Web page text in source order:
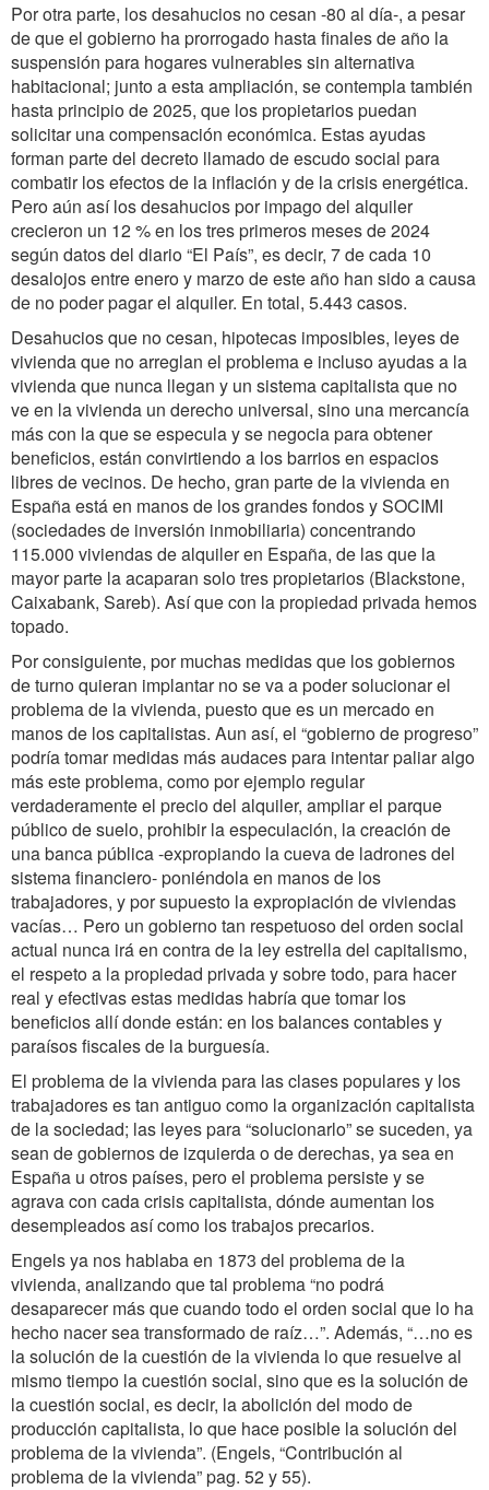
Por otra parte, los desahucios no cesan -80 al día-, a pesar
de que el gobierno ha prorrogado hasta finales de año la
suspensión para hogares vulnerables sin alternativa
habitacional; junto a esta ampliación, se contempla también
hasta principio de 2025, que los propietarios puedan
solicitar una compensación económica. Estas ayudas
forman parte del decreto llamado de escudo social para
combatir los efectos de la inflación y de la crisis energética.
Pero aún así los desahucios por impago del alquiler
crecieron un 12 % en los tres primeros meses de 2024
según datos del diario “El País”, es decir, 7 de cada 10
desalojos entre enero y marzo de este año han sido a causa
de no poder pagar el alquiler. En total, 5.443 casos.
Desahucios que no cesan, hipotecas imposibles, leyes de
vivienda que no arreglan el problema e incluso ayudas a la
vivienda que nunca llegan y un sistema capitalista que no
ve en la vivienda un derecho universal, sino una mercancía
más con la que se especula y se negocia para obtener
beneficios, están convirtiendo a los barrios en espacios
libres de vecinos. De hecho, gran parte de la vivienda en
España está en manos de los grandes fondos y SOCIMI
(sociedades de inversión inmobiliaria) concentrando
115.000 viviendas de alquiler en España, de las que la
mayor parte la acaparan solo tres propietarios (Blackstone,
Caixabank, Sareb). Así que con la propiedad privada hemos
topado.
Por consiguiente, por muchas medidas que los gobiernos
de turno quieran implantar no se va a poder solucionar el
problema de la vivienda, puesto que es un mercado en
manos de los capitalistas. Aun así, el “gobierno de progreso”
podría tomar medidas más audaces para intentar paliar algo
más este problema, como por ejemplo regular
verdaderamente el precio del alquiler, ampliar el parque
público de suelo, prohibir la especulación, la creación de
una banca pública -expropiando la cueva de ladrones del
sistema financiero- poniéndola en manos de los
trabajadores, y por supuesto la expropiación de viviendas
vacías… Pero un gobierno tan respetuoso del orden social
actual nunca irá en contra de la ley estrella del capitalismo,
el respeto a la propiedad privada y sobre todo, para hacer
real y efectivas estas medidas habría que tomar los
beneficios allí donde están: en los balances contables y
paraísos fiscales de la burguesía.
El problema de la vivienda para las clases populares y los
trabajadores es tan antiguo como la organización capitalista
de la sociedad; las leyes para “solucionarlo” se suceden, ya
sean de gobiernos de izquierda o de derechas, ya sea en
España u otros países, pero el problema persiste y se
agrava con cada crisis capitalista, dónde aumentan los
desempleados así como los trabajos precarios.
Engels ya nos hablaba en 1873 del problema de la
vivienda, analizando que tal problema “no podrá
desaparecer más que cuando todo el orden social que lo ha
hecho nacer sea transformado de raíz…”. Además, “…no es
la solución de la cuestión de la vivienda lo que resuelve al
mismo tiempo la cuestión social, sino que es la solución de
la cuestión social, es decir, la abolición del modo de
producción capitalista, lo que hace posible la solución del
problema de la vivienda”. (Engels, “Contribución al
problema de la vivienda” pag. 52 y 55).